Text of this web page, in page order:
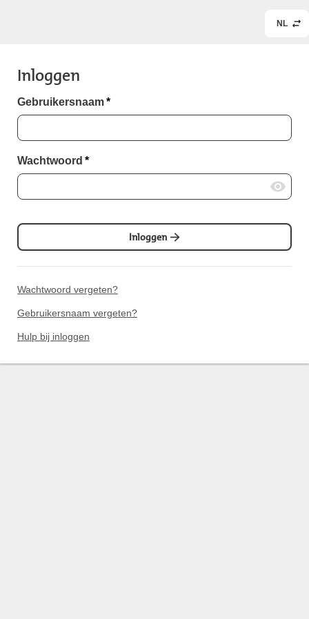
NL
Inloggen
Gebruikersnaam*
Wachtwoord *
Inloggen
Wachtwoord vergeten?
Gebruikersnaam vergeten?
Hulp bij inloggen